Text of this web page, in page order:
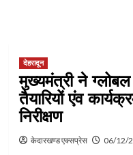
देहरादून
मुख्यमंत्री ने
तैयारियों एंव
निरीक्षण
केदारखण्ड एक्सप्रेस 06/12/